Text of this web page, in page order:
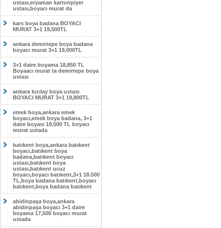
ustası,eryaman kartonpiyer
ustası,boyacı murat da
kars boya badana BOYACI
MURAT 3+1 19,500TL
ankara demirtepe boya badana
boyacı murat 3+1 19,000TL
3+1 daire boyama 18,850 TL
Boyaacı murat ta demirtepe boya
ustası
ankara kızılay boya ustası
BOYACI MURAT 3+1 19,800TL
emek boya,ankara emek
boyacı,emek boya badana, 3+1
daire boyası 19,500 TL boyacı
murat ustada
batıkent boya,ankara batıkent
boyacı,batıkent boya
badana,batıkent boyacı
ustası,batıkent boya
ustası,batıkent ucuz
boyacı,boyacı batıkent,3+1 18.500
TL,boya badana batıkent,boyacı
batıkent,boya badana batıkent
abidinpaşa boya,ankara
abidinpaşa boyacı 3+1 daire
boyama 17,500 boyacı murat
ustada